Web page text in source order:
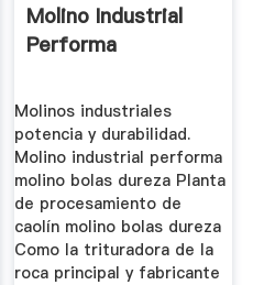
Molino Industrial
Performa
Molinos industriales
potencia y durabilidad.
Molino industrial performa
molino bolas dureza Planta
de procesamiento de
caolín molino bolas dureza
Como la trituradora de la
roca principal y fabricante